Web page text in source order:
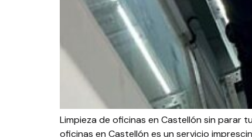
Limpieza de oficinas en Castellón sin parar
oficinas en Castellón es un servicio